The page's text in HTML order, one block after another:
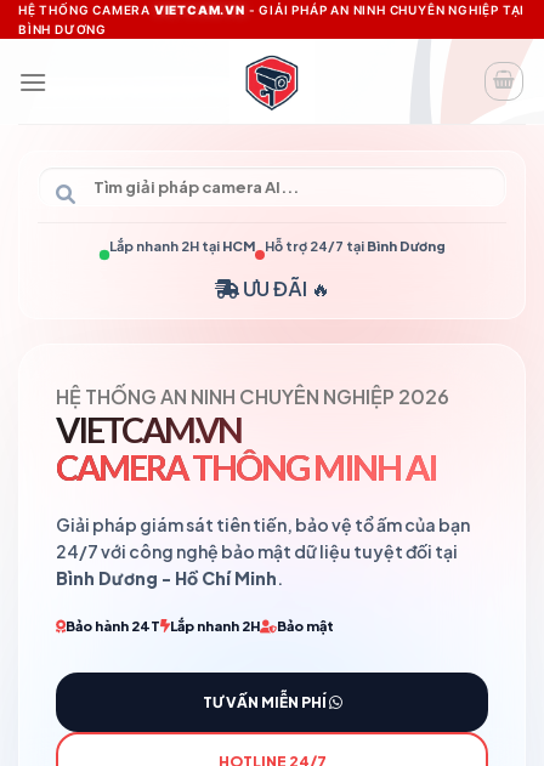
Skip
to
content
HỆ THỐNG CAMERA VIETCAM.VN - GIẢI PHÁP AN NINH CHUYÊN NGHIỆP TẠI
BÌNH DƯƠNG
Lắp nhanh 2H tại HCM Hỗ trợ 24/7 tại Bình Dương
ƯU ĐÃI 🔥
HỆ THỐNG AN NINH CHUYÊN NGHIỆP 2026
VIETCAM.VN
CAMERA THÔNG MINH AI
Giải pháp giám sát tiên tiến, bảo vệ tổ ấm của bạn
24/7 với công nghệ bảo mật dữ liệu tuyệt đối tại
Bình Dương - Hồ Chí Minh.
Bảo hành 24T Lắp nhanh 2H Bảo mật
TƯ VẤN MIỄN PHÍ
HOTLINE 24/7